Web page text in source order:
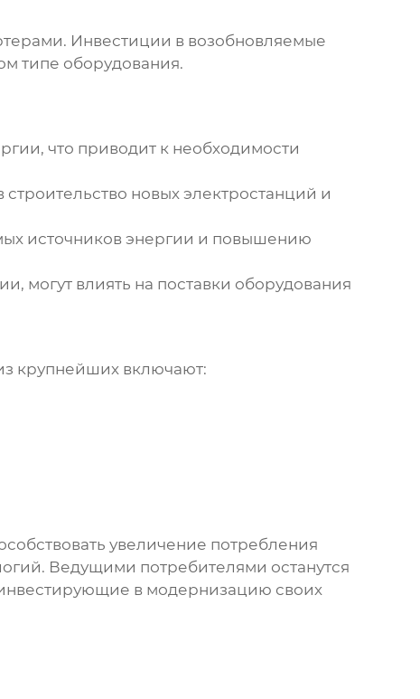
Инвестиции в возобновляемые
типе оборудования.
что приводит к необходимости
новых электростанций и
источников энергии и повышению
могут влиять на поставки оборудования
крупнейших включают:
увеличение потребления
Ведущими потребителями останутся
в модернизацию своих